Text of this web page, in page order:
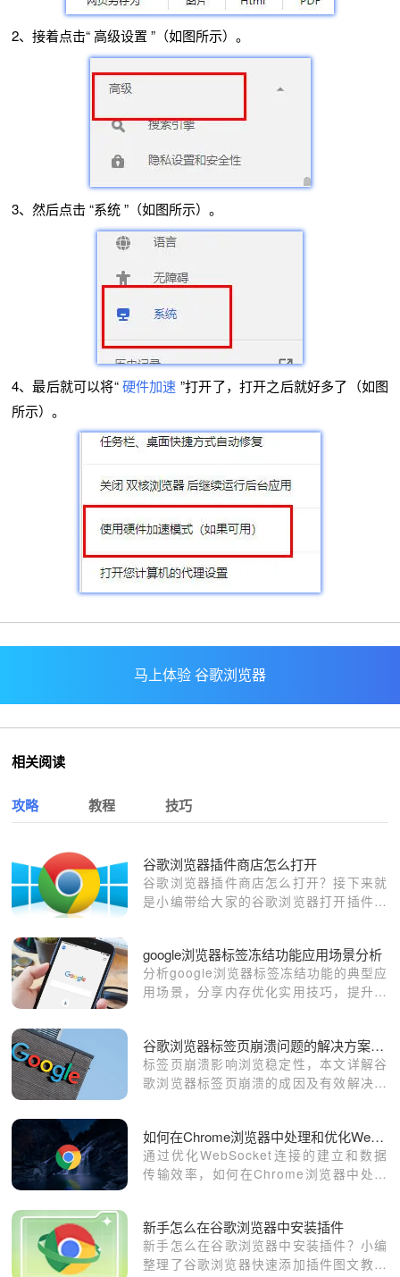
2、接着点击“ 高级设置 ”（如图所示）。
3、然后点击 “系统 ”（如图所示）。
4、最后就可以将“硬件加速 ”打开了，打开之后就好多了（如图
所示）。
马上体验 谷歌浏览器
相关阅读
攻略 教程 技巧
谷歌浏览器插件商店怎么打开
谷歌浏览器插件商店怎么打开？接下来就
是小编带给大家的谷歌浏览器打开插件商
google浏览器标签冻结功能应用场景分析
分析google浏览器标签冻结功能的典型应
用场景，分享内存优化实用技巧，提升浏
谷歌浏览器标签页崩溃问题的解决方案与操作
标签页崩溃影响浏览稳定性，本文详解谷
歌浏览器标签页崩溃的成因及有效解决方
如何在Chrome浏览器中处理和优化WebSocket连接
通过优化WebSocket连接的建立和数据
传输效率，如何在Chrome浏览器中处理
新手怎么在谷歌浏览器中安装插件
新手怎么在谷歌浏览器中安装插件？小编
整理了谷歌浏览器快速添加插件图文教程​